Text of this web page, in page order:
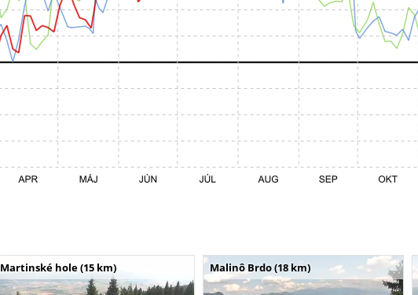
Martinské hole (15 km) Malinô Brdo (18 km)